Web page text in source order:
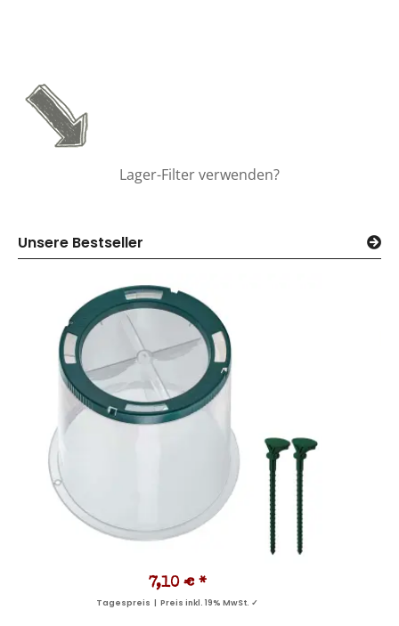
Lager-Filter verwenden?
Unsere Bestseller
7,10 € *
Tagespreis | Preis inkl. 19% MwSt. ✓